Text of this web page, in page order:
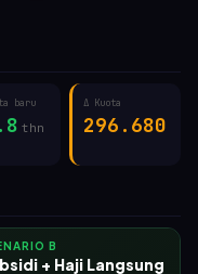
baru
thn
Δ Kuota
296.680
B
+ Haji Langsung